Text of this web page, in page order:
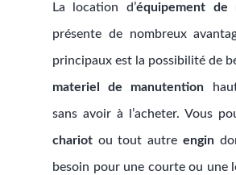
La location d’équipement de
présente de nombreux
principaux est la possibilité de
materiel de manutention
sans avoir à l’acheter. Vous
chariotou tout autre engin
besoin pour une courte ou une